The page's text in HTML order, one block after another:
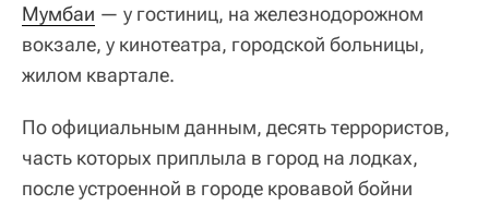
Мумбаи — у гостиниц, на железнодорожном
вокзале, у кинотеатра, городской больницы,
жилом квартале.
По официальным данным, десять террористов,
часть которых приплыла в город на лодках,
после устроенной в городе кровавой бойни